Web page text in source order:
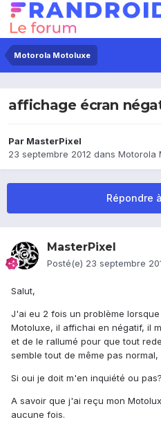
Motorola Motoluxe
affichage écran
Par MasterPixel
23 septembre 2012 dans Motorola
Répondre
MasterPixel
Posté(e) 23 septembre
Salut,
J'ai eu 2 fois un problème
Motoluxe, il affichai en négatif, il
et de le rallumé pour que tout
semble tout de même pas
Si oui je doit m'en inquiété ou pas?
A savoir que j'ai reçu mon
aucune fois.